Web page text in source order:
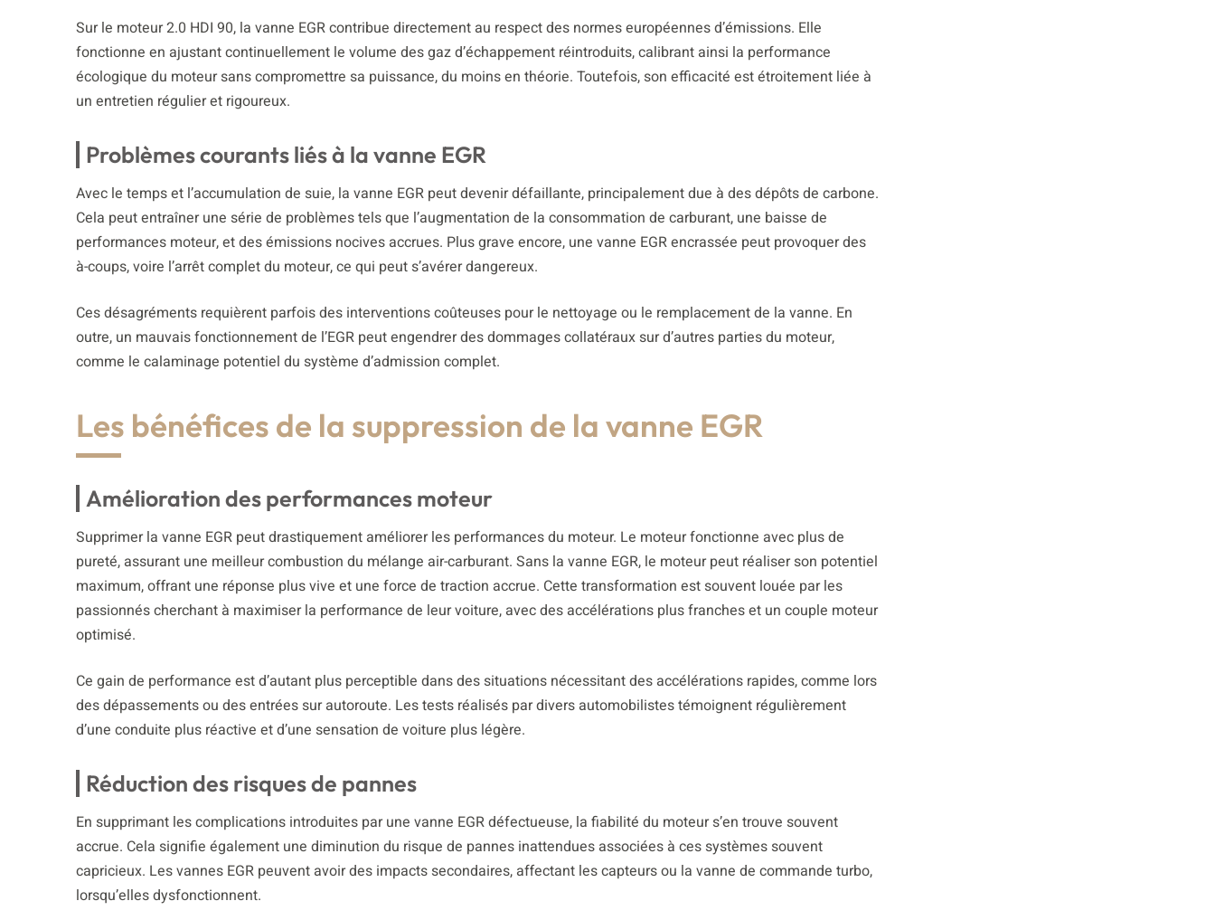
Sur le moteur 2.0 HDI 90, la vanne EGR contribue directement au respect des normes européennes d’émissions. Elle
fonctionne en ajustant continuellement le volume des gaz d’échappement réintroduits, calibrant ainsi la performance
écologique du moteur sans compromettre sa puissance, du moins en théorie. Toutefois, son efficacité est étroitement liée à
un entretien régulier et rigoureux.
Problèmes courants liés à la vanne EGR
Avec le temps et l’accumulation de suie, la vanne EGR peut devenir défaillante, principalement due à des dépôts de carbone.
Cela peut entraîner une série de problèmes tels que l’augmentation de la consommation de carburant, une baisse de
performances moteur, et des émissions nocives accrues. Plus grave encore, une vanne EGR encrassée peut provoquer des
à-coups, voire l’arrêt complet du moteur, ce qui peut s’avérer dangereux.
Ces désagréments requièrent parfois des interventions coûteuses pour le nettoyage ou le remplacement de la vanne. En
outre, un mauvais fonctionnement de l’EGR peut engendrer des dommages collatéraux sur d’autres parties du moteur,
comme le calaminage potentiel du système d’admission complet.
Les bénéfices de la suppression de la vanne EGR
Amélioration des performances moteur
Supprimer la vanne EGR peut drastiquement améliorer les performances du moteur. Le moteur fonctionne avec plus de
pureté, assurant une meilleur combustion du mélange air-carburant. Sans la vanne EGR, le moteur peut réaliser son potentiel
maximum, offrant une réponse plus vive et une force de traction accrue. Cette transformation est souvent louée par les
passionnés cherchant à maximiser la performance de leur voiture, avec des accélérations plus franches et un couple moteur
optimisé.
Ce gain de performance est d’autant plus perceptible dans des situations nécessitant des accélérations rapides, comme lors
des dépassements ou des entrées sur autoroute. Les tests réalisés par divers automobilistes témoignent régulièrement
d’une conduite plus réactive et d’une sensation de voiture plus légère.
Réduction des risques de pannes
En supprimant les complications introduites par une vanne EGR défectueuse, la fiabilité du moteur s’en trouve souvent
accrue. Cela signifie également une diminution du risque de pannes inattendues associées à ces systèmes souvent
capricieux. Les vannes EGR peuvent avoir des impacts secondaires, affectant les capteurs ou la vanne de commande turbo,
lorsqu’elles dysfonctionnent.